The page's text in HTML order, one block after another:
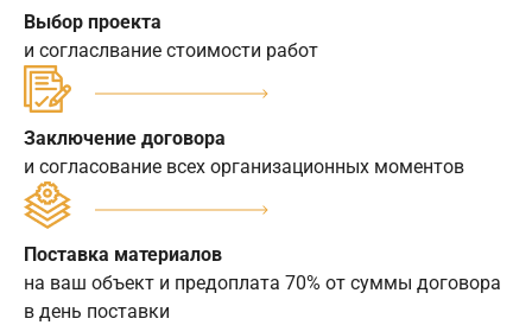
Выбор проекта
и согласлвание стоимости работ
Заключение договора
и согласование всех организационных моментов
Поставка материалов
на ваш объект и предоплата 70% от суммы договора
в день поставки